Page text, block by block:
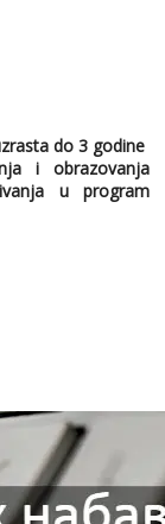
do 3 godine
i obrazovanja
u program